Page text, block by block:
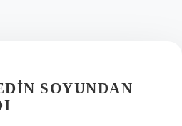
SOYUNDAN